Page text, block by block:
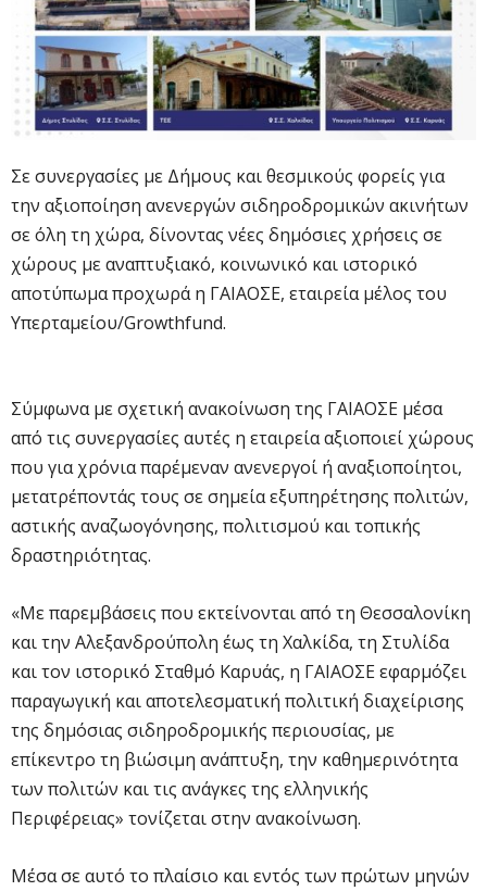
Σε συνεργασίες με Δήμους και θεσμικούς φορείς για
την αξιοποίηση ανενεργών σιδηροδρομικών ακινήτων
σε όλη τη χώρα, δίνοντας νέες δημόσιες χρήσεις σε
χώρους με αναπτυξιακό, κοινωνικό και ιστορικό
αποτύπωμα προχωρά η ΓΑΙΑΟΣΕ, εταιρεία μέλος του
Υπερταμείου/Growthfund.
Σύμφωνα με σχετική ανακοίνωση της ΓΑΙΑΟΣΕ μέσα
από τις συνεργασίες αυτές η εταιρεία αξιοποιεί χώρους
που για χρόνια παρέμεναν ανενεργοί ή αναξιοποίητοι,
μετατρέποντάς τους σε σημεία εξυπηρέτησης πολιτών,
αστικής αναζωογόνησης, πολιτισμού και τοπικής
δραστηριότητας.
«Με παρεμβάσεις που εκτείνονται από τη Θεσσαλονίκη
και την Αλεξανδρούπολη έως τη Χαλκίδα, τη Στυλίδα
και τον ιστορικό Σταθμό Καρυάς, η ΓΑΙΑΟΣΕ εφαρμόζει
παραγωγική και αποτελεσματική πολιτική διαχείρισης
της δημόσιας σιδηροδρομικής περιουσίας, με
επίκεντρο τη βιώσιμη ανάπτυξη, την καθημερινότητα
των πολιτών και τις ανάγκες της ελληνικής
Περιφέρειας» τονίζεται στην ανακοίνωση.
Μέσα σε αυτό το πλαίσιο και εντός των πρώτων μηνών